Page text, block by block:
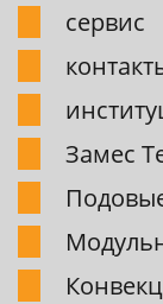
сервис
Замес